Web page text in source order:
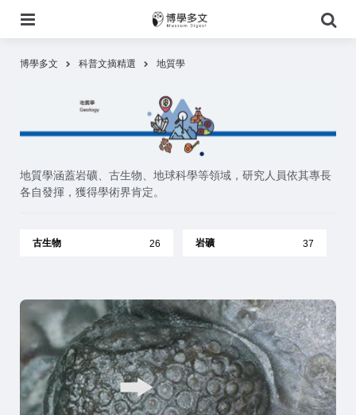
尋
博學多文 科普文摘精選 地質學
地質學涵蓋岩礦、古生物、地球科學等領域，研究人員依其專長
各自發揮，獲得學術界肯定。
古生物 26 岩礦 37